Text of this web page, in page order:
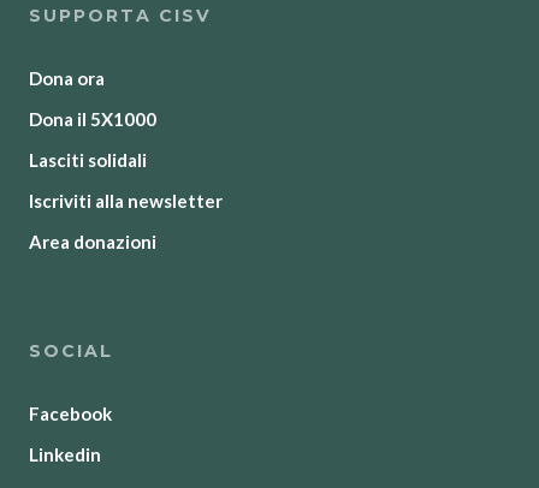
SUPPORTA CISV
Dona ora
Dona il 5X1000
Lasciti solidali
Iscriviti alla newsletter
Area donazioni
SOCIAL
Facebook
Linkedin